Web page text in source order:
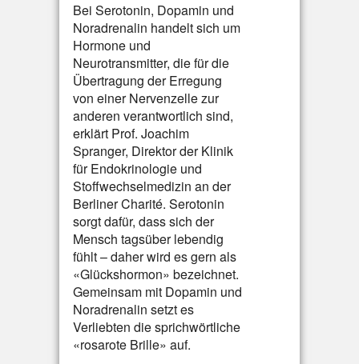
Bei Serotonin, Dopamin und
Noradrenalin handelt sich um
Hormone und
Neurotransmitter, die für die
Übertragung der Erregung
von einer Nervenzelle zur
anderen verantwortlich sind,
erklärt Prof. Joachim
Spranger, Direktor der Klinik
für Endokrinologie und
Stoffwechselmedizin an der
Berliner Charité. Serotonin
sorgt dafür, dass sich der
Mensch tagsüber lebendig
fühlt – daher wird es gern als
«Glückshormon» bezeichnet.
Gemeinsam mit Dopamin und
Noradrenalin setzt es
Verliebten die sprichwörtliche
«rosarote Brille» auf.